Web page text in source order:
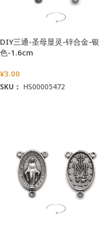
DIY三通-圣母显灵-锌合金-银
色-1.6cm
¥3.00
SKU： HS00005472